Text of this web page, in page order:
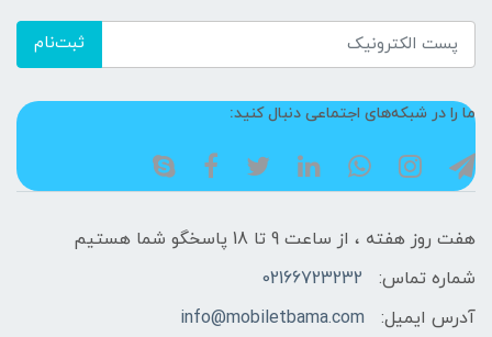
ثبت‌نام
ما را در شبکه‌های اجتماعی دنبال کنید:
هفت روز هفته ، از ساعت 9 تا 18 پاسخگو شما هستیم
شماره تماس:
02166723232
آدرس ایمیل:
info@mobiletbama.com